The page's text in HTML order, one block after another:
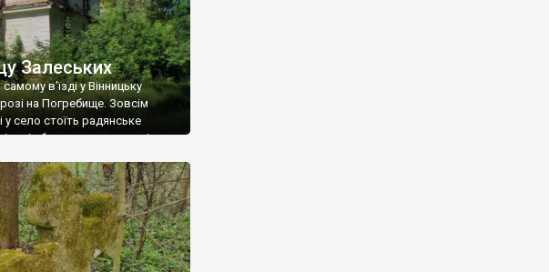
Залеських
в’їзді у Вінницьку
на Погребище. Зовсім
у село стоїть радянське
і яблуню, а трохи далі,
стареньких колії у траві –